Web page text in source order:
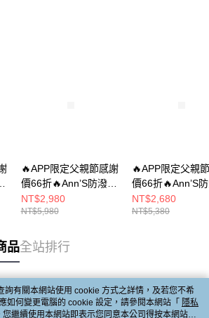
🔥APP限定父親節感謝
價66折🔥Ann’S防潑水
材質-腿型瞬間升級 厚
底顯瘦素面長靴7.5cm-
NT$2,980
NT$5,980
🔥APP限定父親
價66折🔥Ann’S
材質-腿型瞬間升
底釦帶顯瘦短靴
NT$2,680
NT$5,380
品全站排行
詢有關本網站使用 cookie 方式之詳情，及若您不希
如何變更電腦的 cookie 設定，請參閱本網站「 隱私
您繼續使用本網站即表示您同意本公司得按本網站使